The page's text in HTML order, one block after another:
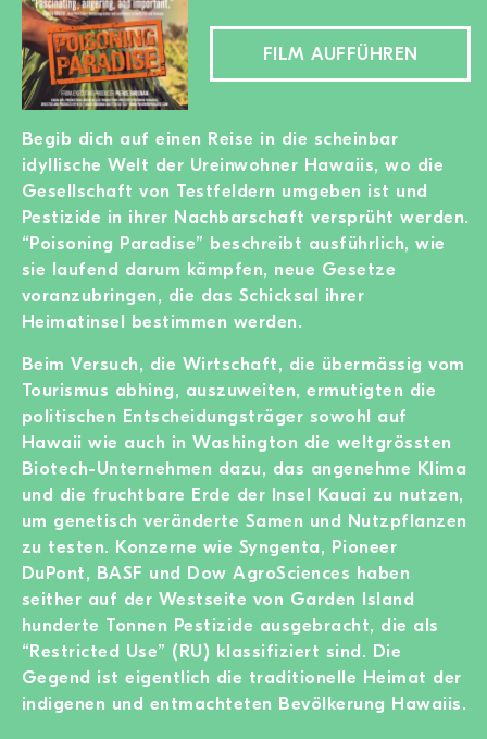
FILM AUFFÜHREN
Begib dich auf einen Reise in die scheinbar
idyllische Welt der Ureinwohner Hawaiis, wo die
Gesellschaft von Testfeldern umgeben ist und
Pestizide in ihrer Nachbarschaft versprüht werden.
“Poisoning Paradise” beschreibt ausführlich, wie
sie laufend darum kämpfen, neue Gesetze
voranzubringen, die das Schicksal ihrer
Heimatinsel bestimmen werden.
Beim Versuch, die Wirtschaft, die übermässig vom
Tourismus abhing, auszuweiten, ermutigten die
politischen Entscheidungsträger sowohl auf
Hawaii wie auch in Washington die weltgrössten
Biotech-Unternehmen dazu, das angenehme Klima
und die fruchtbare Erde der Insel Kauai zu nutzen,
um genetisch veränderte Samen und Nutzpflanzen
zu testen. Konzerne wie Syngenta, Pioneer
DuPont, BASF und Dow AgroSciences haben
seither auf der Westseite von Garden Island
hunderte Tonnen Pestizide ausgebracht, die als
“Restricted Use” (RU) klassifiziert sind. Die
Gegend ist eigentlich die traditionelle Heimat der
indigenen und entmachteten Bevölkerung Hawaiis.